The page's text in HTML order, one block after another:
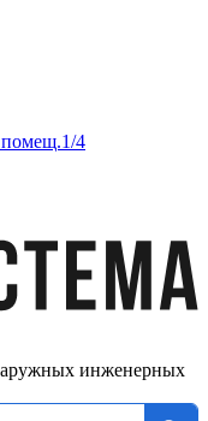
помещ.1/4
инженерных